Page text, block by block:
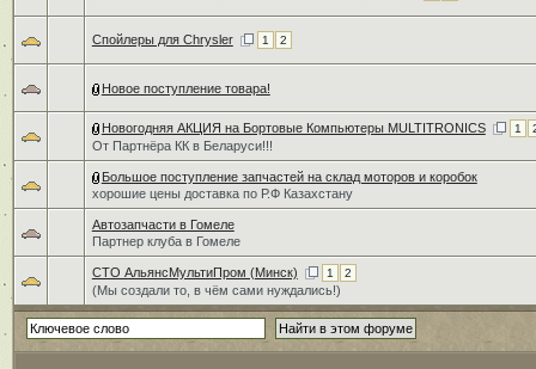
Спойлеры для Chrysler 1 2
Новое поступление товара!
Новогодняя АКЦИЯ на Бортовые Компьютеры MULTITRONICS 1
От Партнёра КК в Беларуси!!!
Большое поступление запчастей на склад моторов и коробок
хорошие цены доставка по Р.Ф Казахстану
Автозапчасти в Гомеле
Партнер клуба в Гомеле
СТО АльянсМультиПром (Минск) 1 2
(Мы создали то, в чём сами нуждались!)